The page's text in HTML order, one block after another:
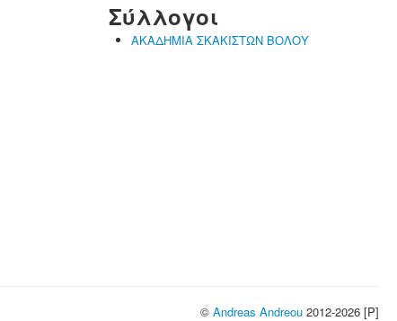
Σύλλογοι
ΑΚΑΔΗΜΙΑ ΣΚΑΚΙΣΤΩΝ ΒΟΛΟΥ
© Andreas Andreou 2012-2026 [P]